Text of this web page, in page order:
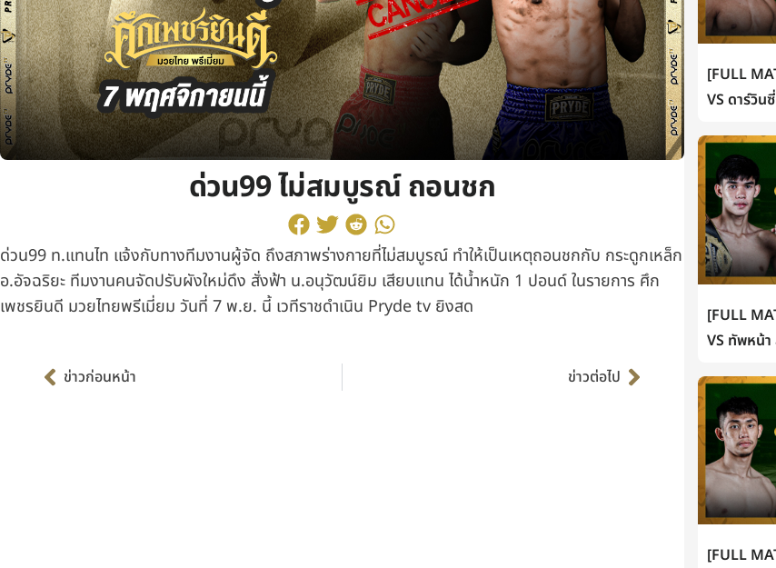
ด่วน99 ไม่สมบูรณ์ ถอนชก
ด่วน99 ท.แทนไท แจ้งกับทางทีมงานผู้จัด ถึงสภาพร่างกายที่ไม่สมบูรณ์ ทำให้เป็นเหตุถอนชกกับ กระดูกเหล็ก
อ.อัจฉริยะ ทีมงานคนจัดปรับผังใหม่ดึง สั่งฟ้า น.อนุวัฒน์ยิม เสียบแทน ได้น้ำหนัก 1 ปอนด์ ในรายการ ศึก
เพชรยินดี มวยไทยพรีเมี่ยม วันที่ 7 พ.ย. นี้ เวทีราชดำเนิน Pryde tv ยิงสด
ข่าวก่อนหน้า ข่าวต่อไป
[FULL
VS ดาร์วิน
[FULL
VS ทัพหน้
[FULL